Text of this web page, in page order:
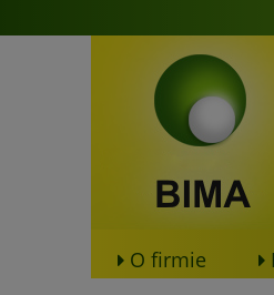
O firmie